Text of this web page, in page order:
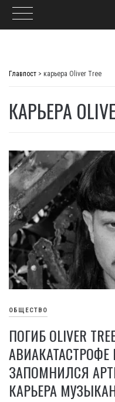
Главпост > карьера Oliver Tree
КАРЬЕРА
ОБЩЕСТВО
ПОГИБ OLIVER
ЗАПОМНИЛСЯ
КАРЬЕРА